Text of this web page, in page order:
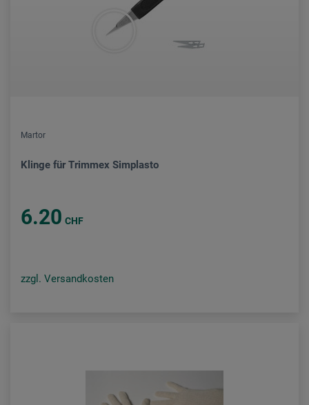
Martor
Klinge für Trimmex Simplasto
6.20 CHF
zzgl. Versandkosten